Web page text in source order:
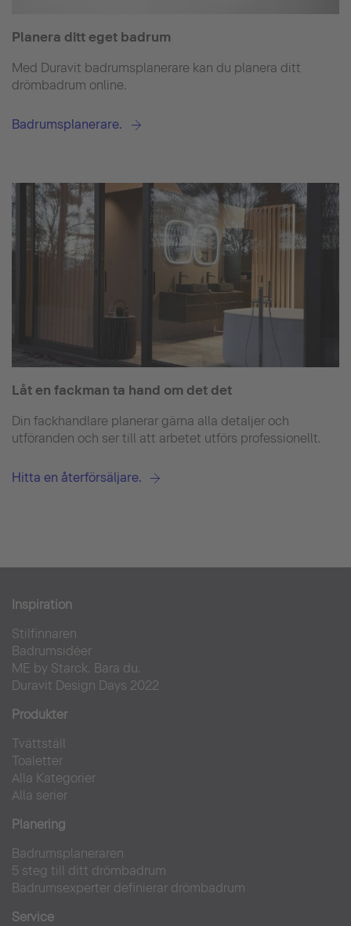
Planera ditt eget badrum
Med Duravit badrumsplanerare kan du planera ditt
drömbadrum online.
Badrumsplanerare.
Låt en fackman ta hand om det det
Din fackhandlare planerar gärna alla detaljer och
utföranden och ser till att arbetet utförs professionellt.
Hitta en återförsäljare.
Inspiration
Stilfinnaren
Badrumsidéer
ME by Starck. Bara du.
Duravit Design Days 2022
Produkter
Tvättställ
Toaletter
Alla Kategorier
Alla serier
Planering
Badrumsplaneraren
5 steg till ditt drömbadrum
Badrumsexperter definierar drömbadrum
Service